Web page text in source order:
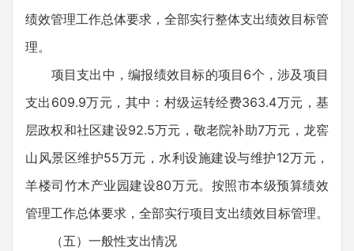
绩效管理工作总体要求，全部实行整体支出绩效目标管
理。
项目支出中，编报绩效目标的项目6个，涉及项目
支出609.9万元，其中：村级运转经费363.4万元，基
层政权和社区建设92.5万元，敬老院补助7万元，龙窖
山风景区维护55万元，水利设施建设与维护12万元，
羊楼司竹木产业园建设80万元。按照市本级预算绩效
管理工作总体要求，全部实行项目支出绩效目标管理。
（五）一般性支出情况